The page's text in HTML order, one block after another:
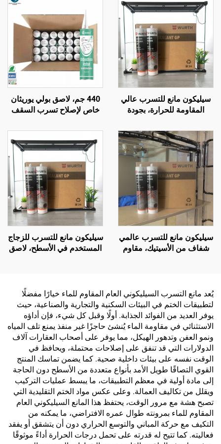
سيليكون مانع للتسرب عالي
المقاومة للحرارة، بجودة
ومقاوم للماء، أبيض نقي
440 جم، لاصق بولي يوريثان
خاص لإصلاح تسرب السقف
تسرب الفتحات، وللزجاج
الأمامي، مطاط أسود مقاوم
للماء
سيليكون مانع للتسرب عالمي
شفاف من الأسيتيك، مقاوم
سيليكون مانع للتسرب للزجاج
المستخدم في الأسطح، لاصق
يُعد مانع التسرب السيليكوني العام المقاوم للماء خيارًا مفضلًا
لتطبيقات الختم في البيئات السكنية والتجارية والصناعية، حيث
يوفر العديد من الفوائد الجذابة. أولًا وقبل كل شيء، فإن أداؤه
الاستثنائي في مقاومة الماء يُنشئ حاجزًا غير منفذ يمنع تلف المياه
ونمو العفن وتدهور الهيكل، مما يوفر على أصحاب العقارات آلاف
الدولارات التي قد تنفق على إصلاحات محتملة، ويحافظ في
الوقت نفسه على بيئات داخلية صحية. كما يضمن تماسك المنتج
القوي التصاقًا طويل الأمد بأنواع متعددة من الأسطح دون الحاجة
إلى مادة أولية في معظم التطبيقات، ما يبسط عمليات التركيب
ويقلل من تكاليف العمالة. وعلى عكس مواد الختم التقليدية التي
تصبح هشة مع مرور الوقت، يحتفظ هذا المانع السيليكوني العام
المقاوم للماء بمرونته طوال عمره الافتراضي، ما يمكنه من
التكيف مع حركة المباني والتوسع الحراري دون أن يتشقق أو يفقد
فعاليته. كما تتيح له قدرته على تحمل درجات الحرارة أداءً موثوقًا